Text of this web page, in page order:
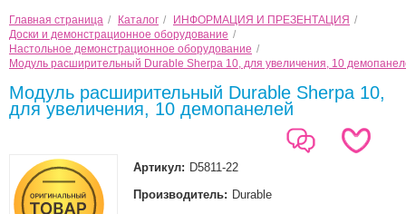
Главная страница / Каталог / ИНФОРМАЦИЯ И ПРЕЗЕНТАЦИЯ /
Доски и демонстрационное оборудование /
Настольное демонстрационное оборудование /
Модуль расширительный Durable Sherpa 10, для увеличения, 10
Модуль расширительный Durable Sherpa 10,
для увеличения, 10 демопанелей
Артикул: D5811-22
Производитель: Durable